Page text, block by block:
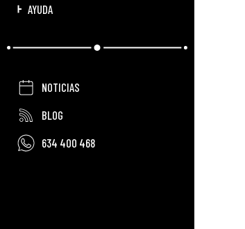
AYUDA
NOTICIAS
BLOG
634 400 468